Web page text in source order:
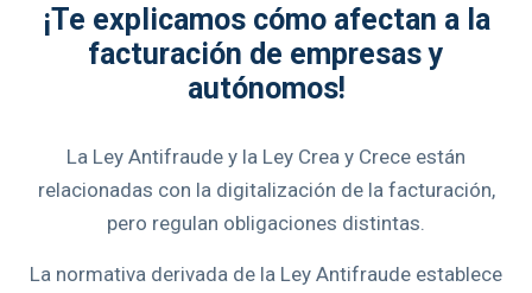
¡Te explicamos cómo afectan a la
facturación de empresas y
autónomos!
La Ley Antifraude y la Ley Crea y Crece están
relacionadas con la digitalización de la facturación,
pero regulan obligaciones distintas.
La normativa derivada de la Ley Antifraude establece